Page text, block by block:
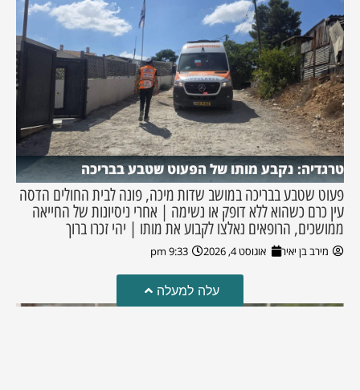
טרגדיה: נקבע מותו של הפעוט שטבע בבריכה
פעוט שטבע בבריכה במושב שדות מיכה, פונה לבית החולים הדסה
עין כרם כשהוא ללא דופק או נשימה | אחרי ניסיונות של החייאה
ממושכים, הרופאים נאלצו לקבוע את מותו | יהי זכרו ברוך
מירב בן יאיר אוגוסט 4, 2026 9:33 pm
עלה למעלה